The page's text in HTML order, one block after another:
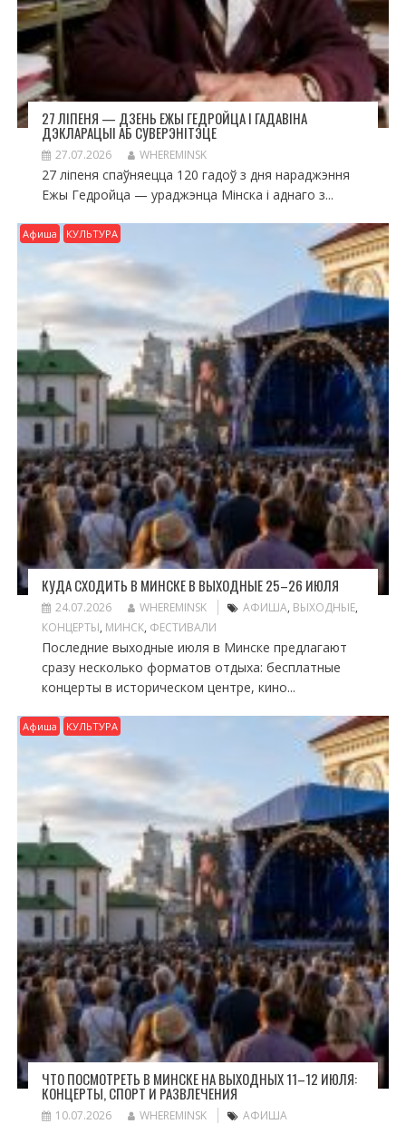
27 ЛІПЕНЯ — ДЗЕНЬ ЕЖЫ ГЕДРОЙЦА І ГАДАВІНА
ДЭКЛАРАЦЫІ АБ СУВЕРЭНІТЭЦЕ
27.07.2026 WHEREMINSK
27 ліпеня спаўняецца 120 гадоў з дня нараджэння
Ежы Гедройца — ураджэнца Мінска і аднаго з...
Афиша КУЛЬТУРА
КУДА СХОДИТЬ В МИНСКЕ В ВЫХОДНЫЕ 25–26 ИЮЛЯ
24.07.2026 WHEREMINSK АФИША, ВЫХОДНЫЕ,
КОНЦЕРТЫ, МИНСК, ФЕСТИВАЛИ
Последние выходные июля в Минске предлагают
сразу несколько форматов отдыха: бесплатные
концерты в историческом центре, кино...
Афиша КУЛЬТУРА
ЧТО ПОСМОТРЕТЬ В МИНСКЕ НА ВЫХОДНЫХ 11–12 ИЮЛЯ:
КОНЦЕРТЫ, СПОРТ И РАЗВЛЕЧЕНИЯ
10.07.2026 WHEREMINSK АФИША